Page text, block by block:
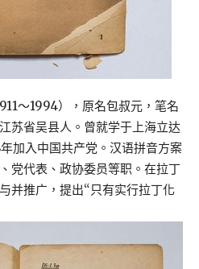
～1994），原名包叔元，笔名
苏省吴县人。曾就学于上海立达
加入中国共产党。汉语拼音方案
党代表、政协委员等职。在拉丁
并推广，提出“只有实行拉丁化